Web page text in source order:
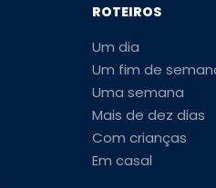
ROTEIROS
Um dia
Um fim de
Uma semana
Mais de dez dias
Com crianças
Em casal